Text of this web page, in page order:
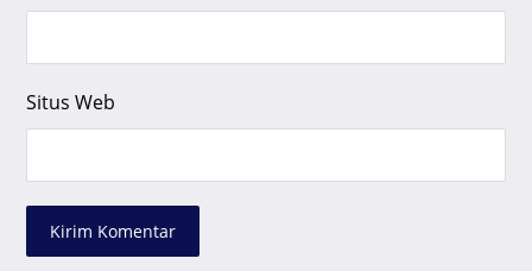
Situs Web